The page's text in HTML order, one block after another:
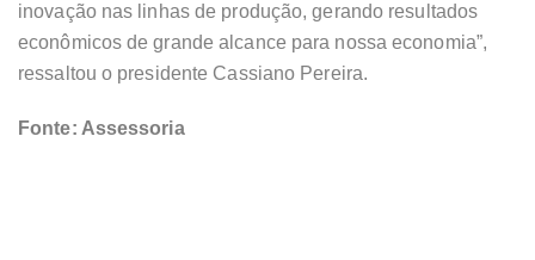
inovação nas linhas de produção, gerando resultados
econômicos de grande alcance para nossa economia”,
ressaltou o presidente Cassiano Pereira.
Fonte: Assessoria